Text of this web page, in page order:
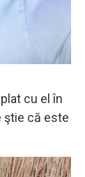
cu el în
ştie că este